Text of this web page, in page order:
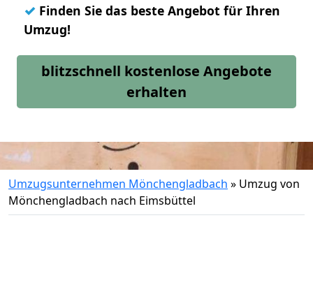
✓ Finden Sie das beste Angebot für Ihren
Umzug!
blitzschnell kostenlose Angebote
erhalten
Umzugsunternehmen Mönchengladbach » Umzug von
Mönchengladbach nach Eimsbüttel